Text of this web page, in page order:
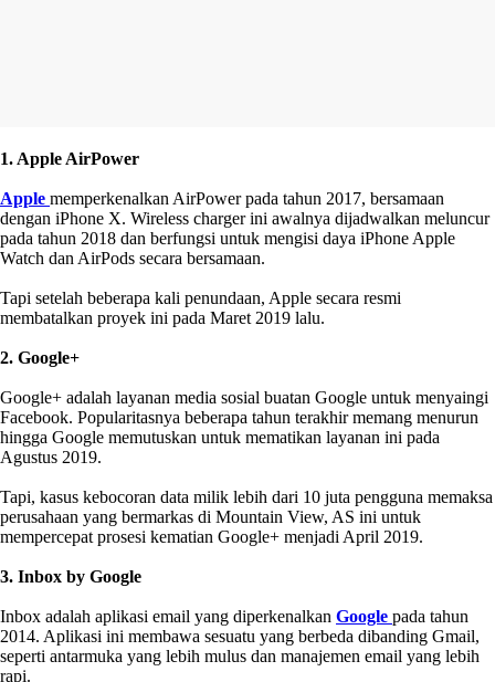
1. Apple AirPower
Apple memperkenalkan AirPower pada tahun 2017, bersamaan
dengan iPhone X. Wireless charger ini awalnya dijadwalkan meluncur
pada tahun 2018 dan berfungsi untuk mengisi daya iPhone Apple
Watch dan AirPods secara bersamaan.
Tapi setelah beberapa kali penundaan, Apple secara resmi
membatalkan proyek ini pada Maret 2019 lalu.
2. Google+
Google+ adalah layanan media sosial buatan Google untuk menyaingi
Facebook. Popularitasnya beberapa tahun terakhir memang menurun
hingga Google memutuskan untuk mematikan layanan ini pada
Agustus 2019.
Tapi, kasus kebocoran data milik lebih dari 10 juta pengguna memaksa
perusahaan yang bermarkas di Mountain View, AS ini untuk
mempercepat prosesi kematian Google+ menjadi April 2019.
3. Inbox by Google
Inbox adalah aplikasi email yang diperkenalkan Google pada tahun
2014. Aplikasi ini membawa sesuatu yang berbeda dibanding Gmail,
seperti antarmuka yang lebih mulus dan manajemen email yang lebih
rapi.